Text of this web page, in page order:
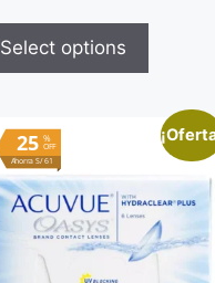
Select options
%
OFF
25
Ahorra S/ 61